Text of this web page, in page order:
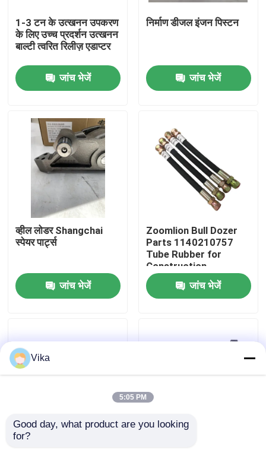
उत्पाद
हमारे बारे में
फैक्टरी यात्रा
हमसे संपर्क करें
एक बोली का अनुरोध
1-3 टन के उत्खनन उपकरण
के लिए उच्च प्रदर्शन उत्खनन
बाल्टी त्वरित रिलीज़ एडाप्टर
जांच भेजें
निर्माण डीजल इंजन पिस्टन
जांच भेजें
व्हील लोडर Shangchai
स्पेयर पार्ट्स
जांच भेजें
Zoomlion Bull Dozer
Parts 1140210757
Tube Rubber for
Construction
Machinery Maintaining
जांच भेजें
Zoomlion ZD160
Vika
5:05 PM
Good day, what product are you looking
for?